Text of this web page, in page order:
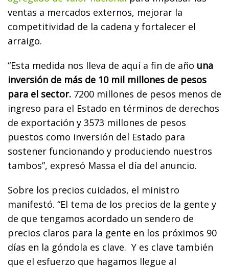
ventas a mercados externos, mejorar la
competitividad de la cadena y fortalecer el
arraigo.
“Esta medida nos lleva de aquí a fin de año una
inversión de más de 10 mil millones de pesos
para el sector. 7200 millones de pesos menos de
ingreso para el Estado en términos de derechos
de exportación y 3573 millones de pesos
puestos como inversión del Estado para
sostener funcionando y produciendo nuestros
tambos”, expresó Massa el día del anuncio.
Sobre los precios cuidados, el ministro
manifestó. “El tema de los precios de la gente y
de que tengamos acordado un sendero de
precios claros para la gente en los próximos 90
días en la góndola es clave. Y es clave también
que el esfuerzo que hagamos llegue al